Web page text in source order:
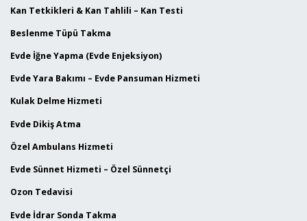
Kan Tetkikleri & Kan Tahlili – Kan Testi
Beslenme Tüpü Takma
Evde İğne Yapma (Evde Enjeksiyon)
Evde Yara Bakımı – Evde Pansuman Hizmeti
Kulak Delme Hizmeti
Evde Dikiş Atma
Özel Ambulans Hizmeti
Evde Sünnet Hizmeti – Özel Sünnetçi
Ozon Tedavisi
Evde İdrar Sonda Takma